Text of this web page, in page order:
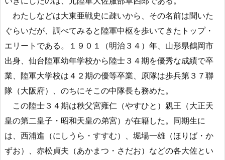
わたしなどは大東亜戦史に疎いから、その名前は聞いた
ぐらいだが、調べてみると陸軍中枢を歩いてきたトップ・
エリートである。１９０１（明治３４）年、山形県鶴岡市
出身、仙台陸軍幼年学校から陸士３４期を優秀な成績で卒
業、陸軍大学校は４２期の優等卒業、原隊は歩兵第３７聯
隊（大阪府）、のちにそこの中隊長も務めた。
この陸士３４期は秩父宮雍仁（やすひと）親王（大正天
皇の第二皇子・昭和天皇の弟宮）が在籍した。同期生に
は、西浦進（にしうら・すすむ）、堀場一雄（ほりば・か
ずお）、赤松貞夫（あかまつ・さだお）などの各大佐とい